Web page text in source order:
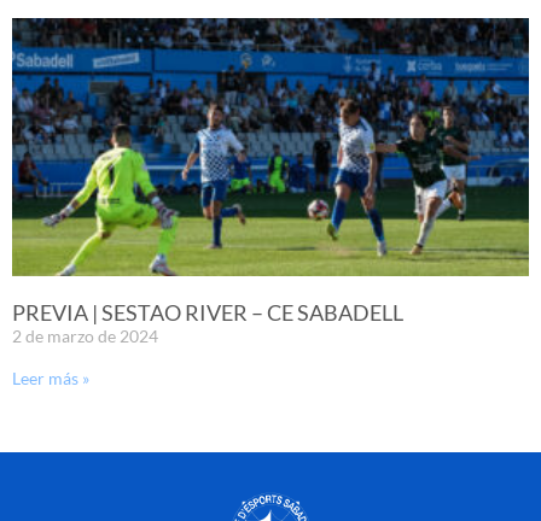
PREVIA | SESTAO RIVER – CE SABADELL
2 de marzo de 2024
Leer más »